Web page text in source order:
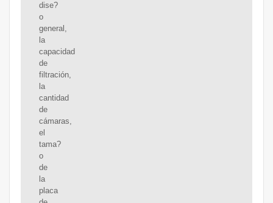
dise?
o
general,
la
capacidad
de
filtración,
la
cantidad
de
cámaras,
el
tama?
o
de
la
placa